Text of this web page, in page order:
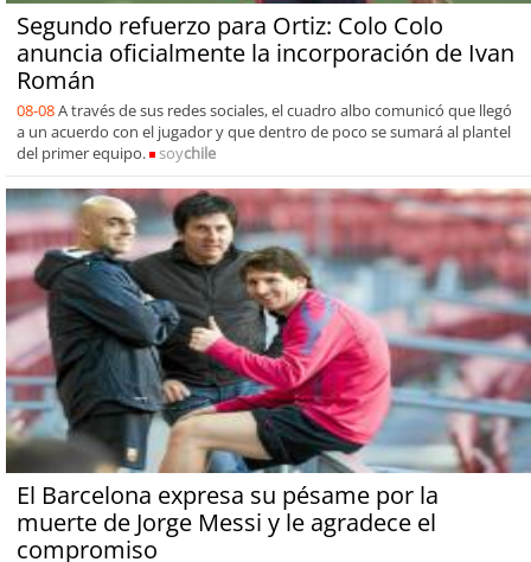
Segundo refuerzo para Ortiz: Colo Colo
anuncia oficialmente la incorporación de Ivan
Román
08-08A través de sus redes sociales, el cuadro albo comunicó que llegó
a un acuerdo con el jugador y que dentro de poco se sumará al plantel
del primer equipo.
soychile
El Barcelona expresa su pésame por la
muerte de Jorge Messi y le agradece el
compromiso